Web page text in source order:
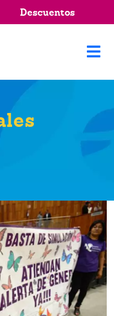
Descuentos